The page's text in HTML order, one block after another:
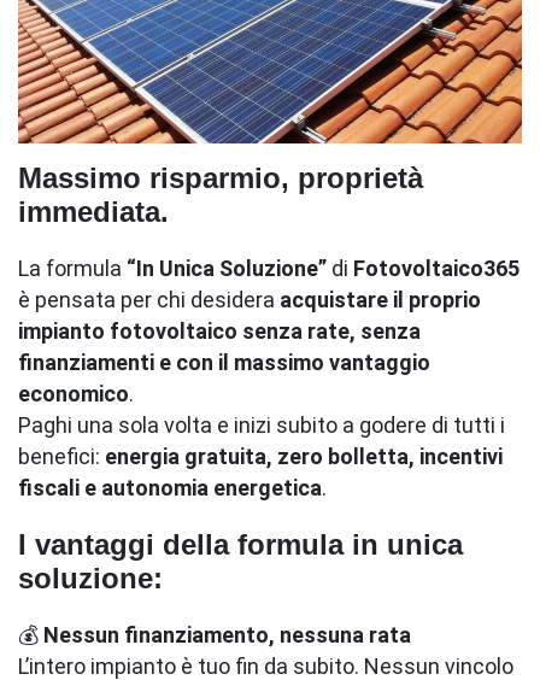
Massimo risparmio, proprietà
immediata.
La formula “In Unica Soluzione” di Fotovoltaico365
è pensata per chi desidera acquistare il proprio
impianto fotovoltaico senza rate, senza
finanziamenti e con il massimo vantaggio
economico.
Paghi una sola volta e inizi subito a godere di tutti i
benefici: energia gratuita, zero bolletta, incentivi
fiscali e autonomia energetica.
I vantaggi della formula in unica
soluzione:
💰 Nessun finanziamento, nessuna rata
L’intero impianto è tuo fin da subito. Nessun vincolo